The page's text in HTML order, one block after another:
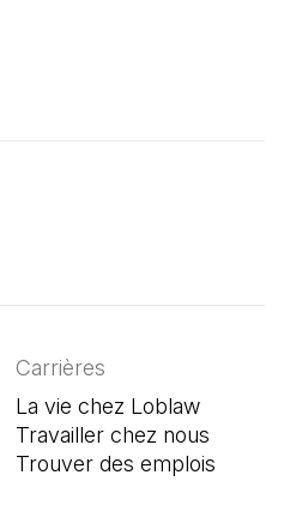
Carrières
La vie chez Loblaw
Travailler chez nous
Trouver des emplois